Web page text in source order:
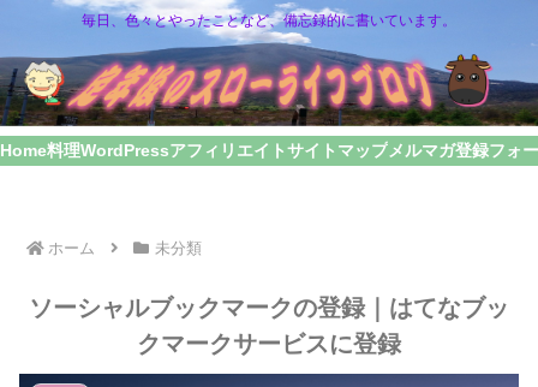
毎日、色々とやったことなど、備忘録的に書いています。
Home料理WordPressアフィリエイトサイトマップメルマガ登録フォ
ホーム 未分類
ソーシャルブックマークの登録｜はてなブッ
クマークサービスに登録